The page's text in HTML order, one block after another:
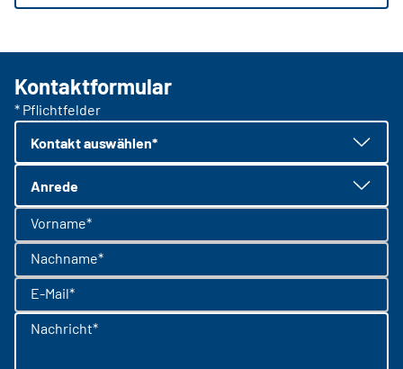
Kontaktformular
* Pflichtfelder
Kontakt auswählen*
Anrede
Vorname*
Nachname*
E-Mail*
Nachricht*